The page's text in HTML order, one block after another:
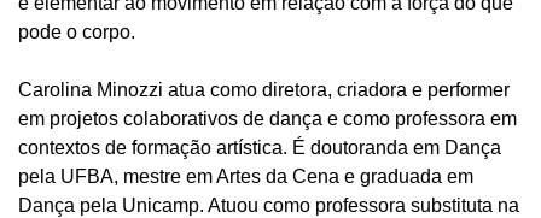
pode o corpo.
Carolina Minozzi atua como diretora, criadora e performer
em projetos colaborativos de dança e como professora em
contextos de formação artística. É doutoranda em Dança
pela UFBA, mestre em Artes da Cena e graduada em
Dança pela Unicamp. Atuou como professora substituta na